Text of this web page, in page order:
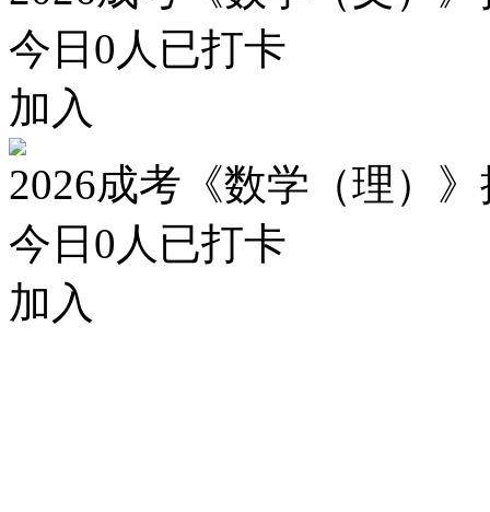
今日 0 人已打卡
加入
2026成考《数学（理）
今日 0 人已打卡
加入